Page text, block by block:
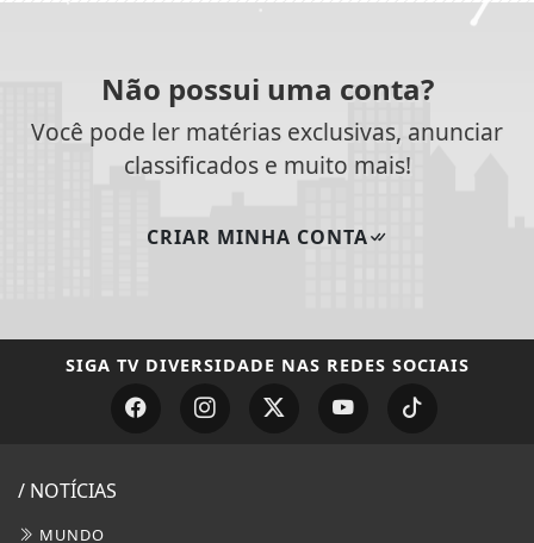
Não possui uma conta?
Você pode ler matérias exclusivas, anunciar
classificados e muito mais!
CRIAR MINHA CONTA
SIGA TV DIVERSIDADE NAS REDES SOCIAIS
/ NOTÍCIAS
MUNDO